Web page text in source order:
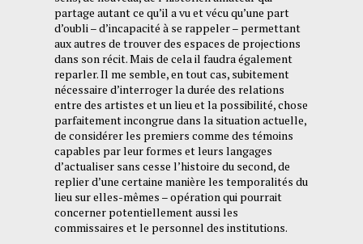
partage autant ce qu’il a vu et vécu qu’une part
d’oubli – d’incapacité à se rappeler – permettant
aux autres de trouver des espaces de projections
dans son récit. Mais de cela il faudra également
reparler. Il me semble, en tout cas, subitement
nécessaire d’interroger la durée des relations
entre des artistes et un lieu et la possibilité, chose
parfaitement incongrue dans la situation actuelle,
de considérer les premiers comme des témoins
capables par leur formes et leurs langages
d’actualiser sans cesse l’histoire du second, de
replier d’une certaine manière les temporalités du
lieu sur elles-mêmes – opération qui pourrait
concerner potentiellement aussi les
commissaires et le personnel des institutions.